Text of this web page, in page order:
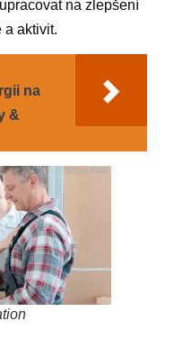
na zlepšení
a aktivit.
na
&